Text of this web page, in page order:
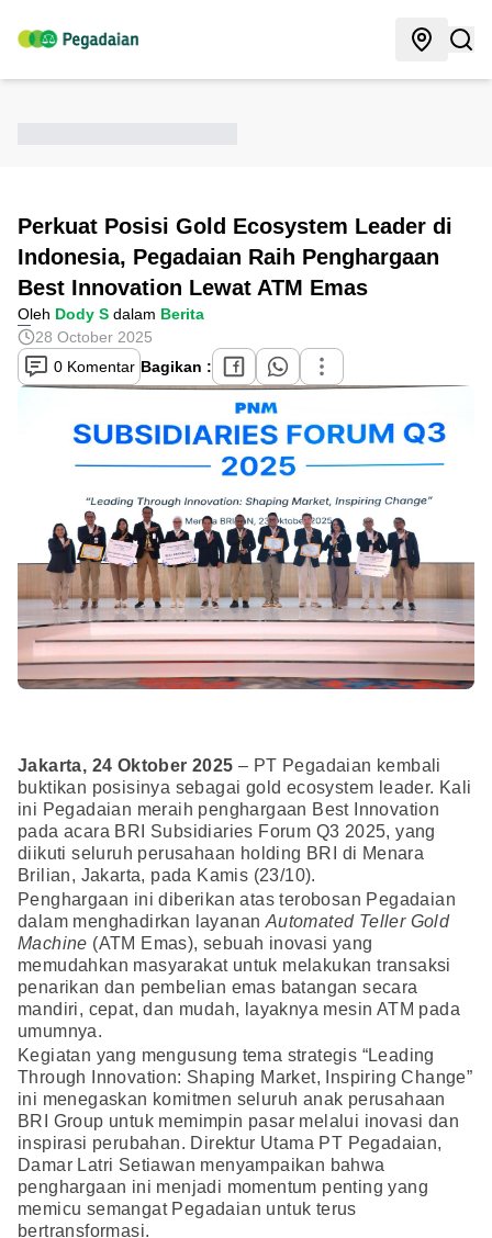
Perkuat Posisi Gold Ecosystem Leader di
Indonesia, Pegadaian Raih Penghargaan
Best Innovation Lewat ATM Emas
Oleh Dody S dalam Berita
28 October 2025
0 Komentar Bagikan :
Jakarta, 24 Oktober 2025 – PT Pegadaian kembali
buktikan posisinya sebagai gold ecosystem leader. Kali
ini Pegadaian meraih penghargaan Best Innovation
pada acara BRI Subsidiaries Forum Q3 2025, yang
diikuti seluruh perusahaan holding BRI di Menara
Brilian, Jakarta, pada Kamis (23/10).
Penghargaan ini diberikan atas terobosan Pegadaian
dalam menghadirkan layanan Automated Teller Gold
Machine (ATM Emas), sebuah inovasi yang
memudahkan masyarakat untuk melakukan transaksi
penarikan dan pembelian emas batangan secara
mandiri, cepat, dan mudah, layaknya mesin ATM pada
umumnya.
Kegiatan yang mengusung tema strategis “Leading
Through Innovation: Shaping Market, Inspiring Change”
ini menegaskan komitmen seluruh anak perusahaan
BRI Group untuk memimpin pasar melalui inovasi dan
inspirasi perubahan. Direktur Utama PT Pegadaian,
Damar Latri Setiawan menyampaikan bahwa
penghargaan ini menjadi momentum penting yang
memicu semangat Pegadaian untuk terus
bertransformasi.